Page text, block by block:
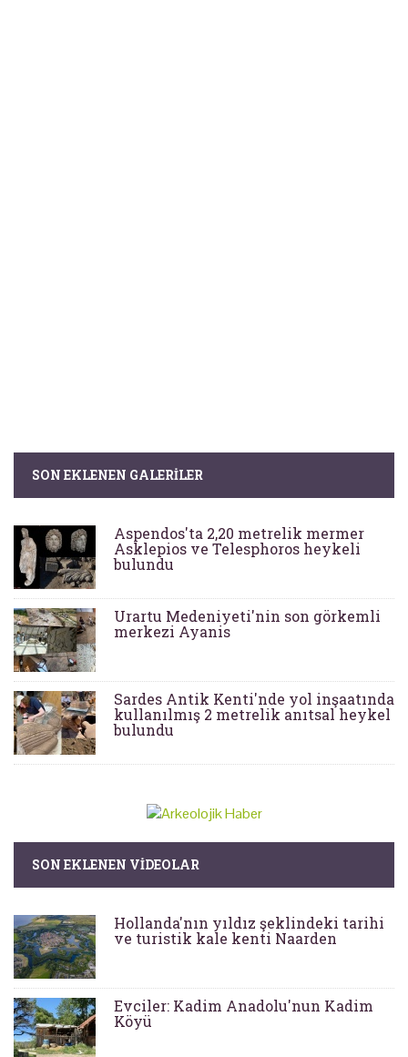
SON EKLENEN GALERILER
Aspendos'ta 2,20 metrelik mermer
Asklepios ve Telesphoros heykeli
bulundu
Urartu Medeniyeti'nin son görkemli
merkezi Ayanis
Sardes Antik Kenti'nde yol inşaatında
kullanılmış 2 metrelik anıtsal heykel
bulundu
SON EKLENEN VIDEOLAR
Hollanda'nın yıldız şeklindeki tarihi
ve turistik kale kenti Naarden
Evciler: Kadim Anadolu'nun Kadim
Köyü